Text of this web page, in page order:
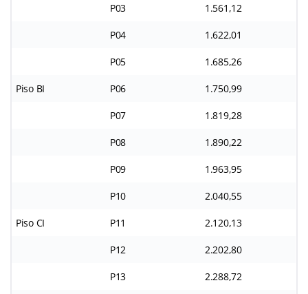
P03 1.561,12
P04 1.622,01
P05 1.685,26
Piso BI P06 1.750,99
P07 1.819,28
P08 1.890,22
P09 1.963,95
P10 2.040,55
Piso CI P11 2.120,13
P12 2.202,80
P13 2.288,72